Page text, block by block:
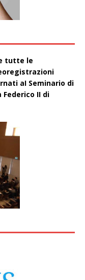
tutte le
aI Seminario di
Federico II di